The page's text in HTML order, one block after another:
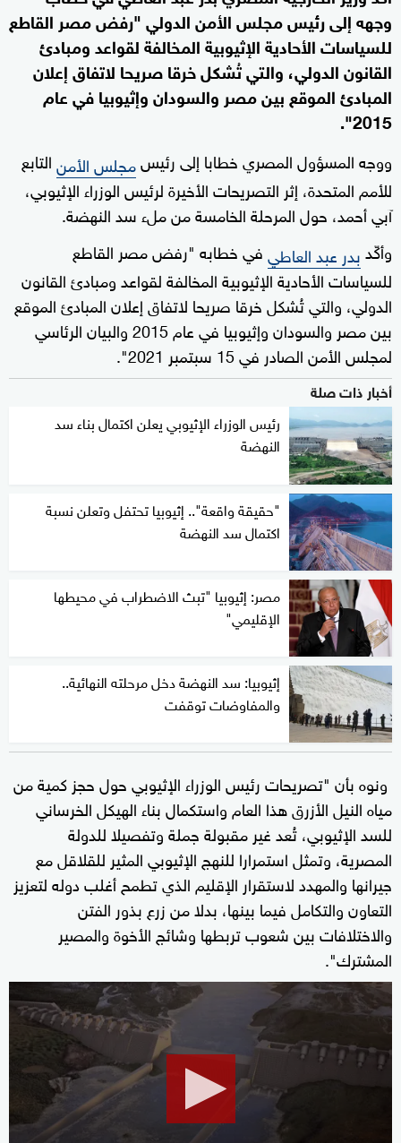
وجهه إلى رئيس مجلس الأمن الدولي "رفض مصر القاطع
للسياسات الأحادية الإثيوبية المخالفة لقواعد ومبادئ
القانون الدولي، والتي تُشكل خرقا صريحا لاتفاق إعلان
المبادئ الموقع بين مصر والسودان وإثيوبيا في عام
2015".
ووجه المسؤول المصري خطابا إلى رئيسمجلس الأمنالتابع
للأمم المتحدة، إثر التصريحات الأخيرة لرئيس الوزراء الإثيوبي،
آبي أحمد، حول المرحلة الخامسة من ملء سد النهضة.
وأكّدبدر عبد العاطيفي خطابه "رفض مصر القاطع
للسياسات الأحادية الإثيوبية المخالفة لقواعد ومبادئ القانون
الدولي، والتي تُشكل خرقا صريحا لاتفاق إعلان المبادئ الموقع
بين مصر والسودان وإثيوبيا في عام 2015 والبيان الرئاسي
لمجلس الأمن الصادر في 15 سبتمبر 2021".
أخبار ذات صلة
رئيس الوزراء الإثيوبي يعلن اكتمال بناء سد
النهضة
"حقيقة واقعة".. إثيوبيا تحتفل وتعلن نسبة
اكتمال سد النهضة
مصر: إثيوبيا "تبث الاضطراب في محيطها
الإقليمي"
إثيوبيا: سد النهضة دخل مرحلته النهائية..
والمفاوضات توقفت
ونوه بأن "تصريحات رئيس الوزراء الإثيوبي حول حجز كمية من
مياه النيل الأزرق هذا العام واستكمال بناء الهيكل الخرساني
للسد الإثيوبي، تُعد غير مقبولة جملة وتفصيلا للدولة
المصرية، وتمثل استمرارا للنهج الإثيوبي المثير للقلاقل مع
جيرانها والمهدد لاستقرار الإقليم الذي تطمح أغلب دوله لتعزيز
التعاون والتكامل فيما بينها، بدلا من زرع بذور الفتن
والاختلافات بين شعوب تربطها وشائج الأخوة والمصير
المشترك".
seconds
minutes,
seconds